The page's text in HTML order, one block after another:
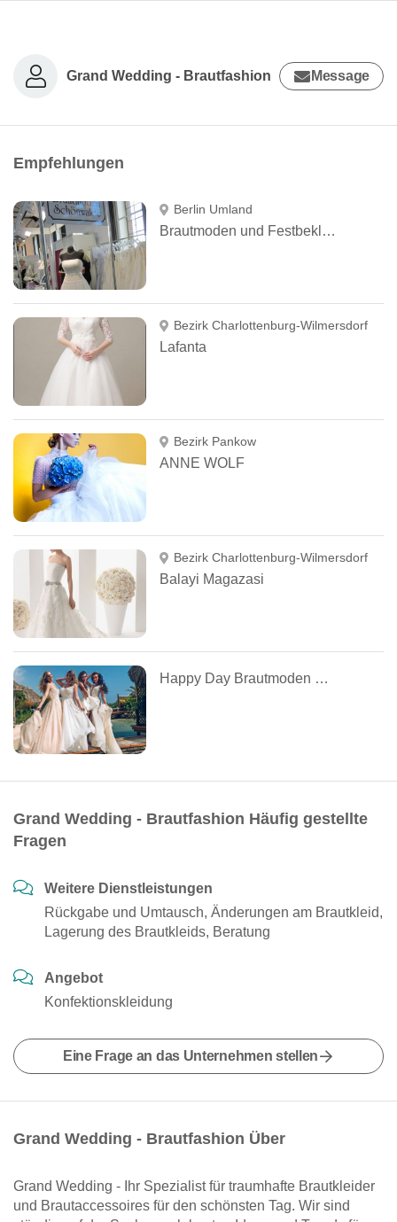
Grand Wedding - Brautfashion Message
Empfehlungen
Berlin Umland
Brautmoden und Festbekleidung Schönwalde
Bezirk Charlottenburg-Wilmersdorf
Lafanta
Bezirk Pankow
ANNE WOLF
Bezirk Charlottenburg-Wilmersdorf
Balayi Magazasi
Happy Day Brautmoden Berlin
Grand Wedding - Brautfashion Häufig gestellte
Fragen
Weitere Dienstleistungen
Rückgabe und Umtausch, Änderungen am Brautkleid,
Lagerung des Brautkleids, Beratung
Angebot
Konfektionskleidung
Eine Frage an das Unternehmen stellen
Grand Wedding - Brautfashion Über
Grand Wedding - Ihr Spezialist für traumhafte Brautkleider
und Brautaccessoires für den schönsten Tag. Wir sind